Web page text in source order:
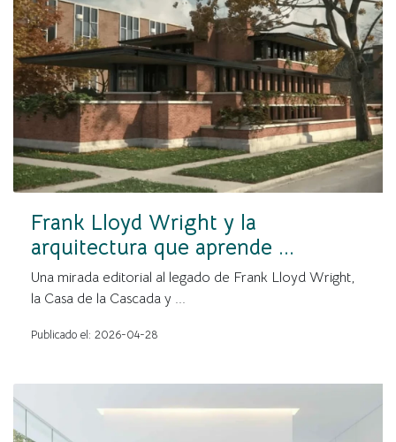
Frank Lloyd Wright y la
arquitectura que aprende ...
Una mirada editorial al legado de Frank Lloyd Wright,
la Casa de la Cascada y ...
Publicado el: 2026-04-28